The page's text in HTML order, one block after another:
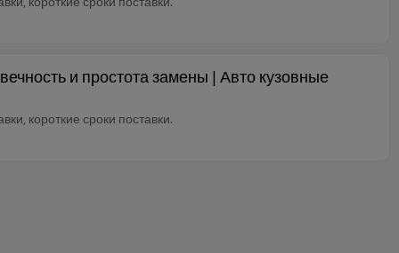
и простота замены | Авто кузовные
короткие сроки поставки.